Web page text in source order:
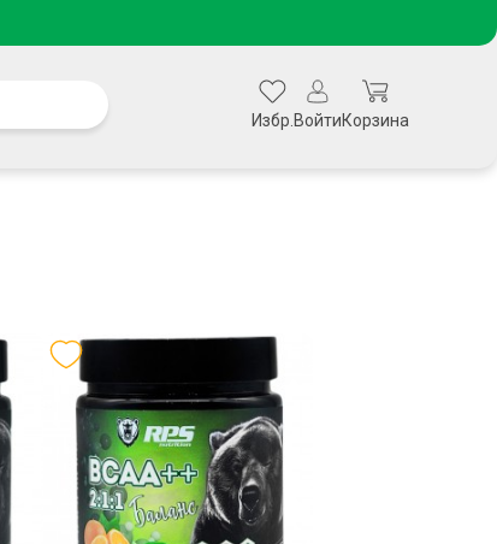
Избр. ВойтиКорзина